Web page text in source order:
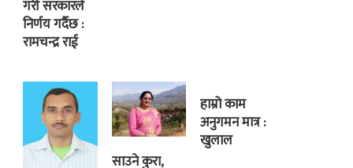
गरी सरकारले
निर्णय गर्दैछ :
रामचन्द्र राई
साउने कुरा,
हाम्रो काम
अनुगमन मात्र :
खुलाल